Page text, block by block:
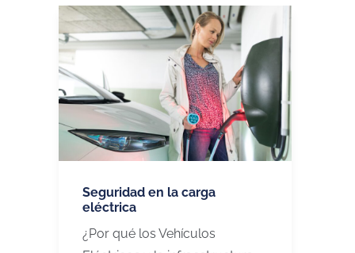
Seguridad en la carga
eléctrica
¿Por qué los Vehículos